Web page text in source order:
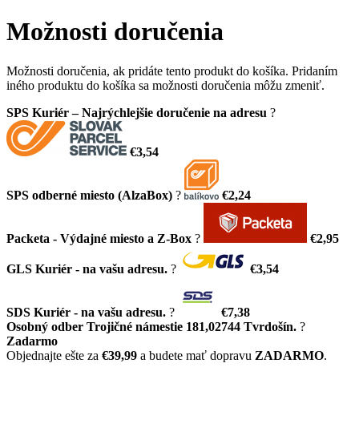
Možnosti doručenia
Možnosti doručenia, ak pridáte tento produkt do košíka. Pridaním
iného produktu do košíka sa možnosti doručenia môžu zmeniť.
SPS Kuriér – Najrýchlejšie doručenie na adresu ?
€3,54
SPS odberné miesto (AlzaBox) ? €2,24
Packeta - Výdajné miesto a Z-Box ? €2,95
GLS Kuriér - na vašu adresu. ? €3,54
SDS Kuriér - na vašu adresu. ?
€7,38
Osobný odber Trojičné námestie 181,02744 Tvrdošín. ?
Zadarmo
Objednajte ešte za €39,99 a budete mať dopravu ZADARMO.